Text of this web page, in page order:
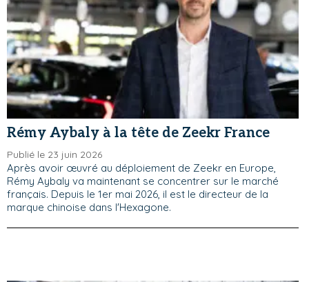
Rémy Aybaly à la tête de Zeekr France
Publié le 23 juin 2026
Après avoir œuvré au déploiement de Zeekr en Europe,
Rémy Aybaly va maintenant se concentrer sur le marché
français. Depuis le 1er mai 2026, il est le directeur de la
marque chinoise dans l'Hexagone.